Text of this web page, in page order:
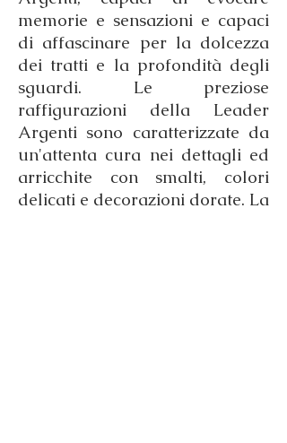
memorie e sensazioni e capaci
di affascinare per la dolcezza
dei tratti e la profondità degli
sguardi. Le preziose
raffigurazioni della Leader
Argenti sono caratterizzate da
un'attenta cura nei dettagli ed
arricchite con smalti, colori
delicati e decorazioni dorate. La